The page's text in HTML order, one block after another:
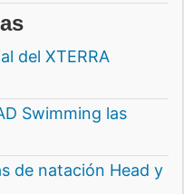
del XTERRA
Swimming las
de natación Head y